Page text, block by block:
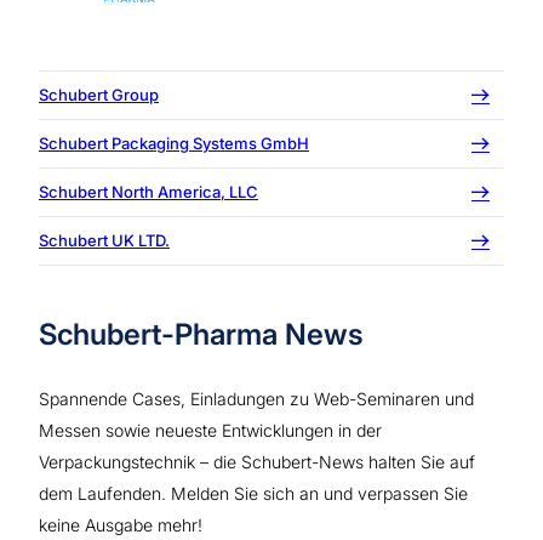
Schubert Group
Schubert Packaging Systems GmbH
Schubert North America, LLC
Schubert UK LTD.
Schubert-Pharma News
Spannende Cases, Einladungen zu Web-Seminaren und
Messen sowie neueste Entwicklungen in der
Verpackungstechnik – die Schubert-News halten Sie auf
dem Laufenden. Melden Sie sich an und verpassen Sie
keine Ausgabe mehr!